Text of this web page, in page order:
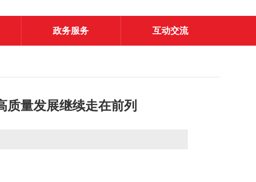
政务服务 互动交流
量发展继续走在前列